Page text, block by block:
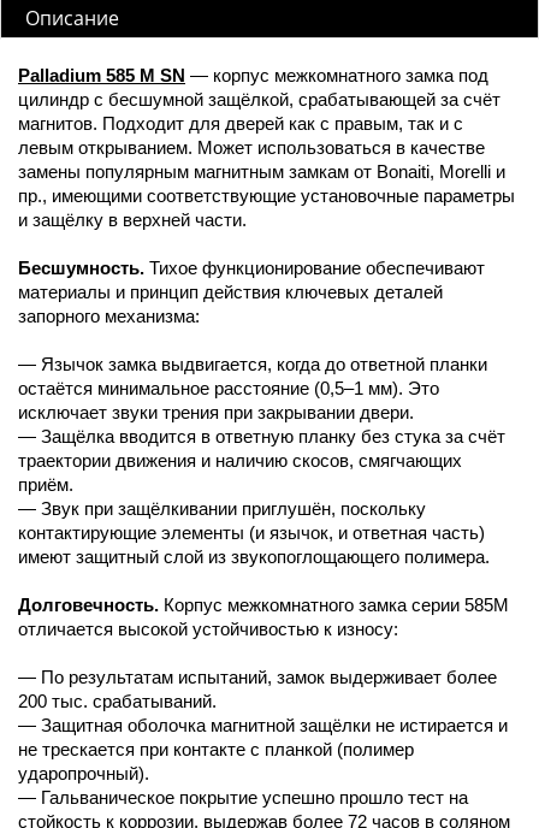
Описание
Palladium 585 M SN — корпус межкомнатного замка под
цилиндр с бесшумной защёлкой, срабатывающей за счёт
магнитов. Подходит для дверей как с правым, так и с
левым открыванием. Может использоваться в качестве
замены популярным магнитным замкам от Bonaiti, Morelli и
пр., имеющими соответствующие установочные параметры
и защёлку в верхней части.
Бесшумность. Тихое функционирование обеспечивают
материалы и принцип действия ключевых деталей
запорного механизма:
— Язычок замка выдвигается, когда до ответной планки
остаётся минимальное расстояние (0,5–1 мм). Это
исключает звуки трения при закрывании двери.
— Защёлка вводится в ответную планку без стука за счёт
траектории движения и наличию скосов, смягчающих
приём.
— Звук при защёлкивании приглушён, поскольку
контактирующие элементы (и язычок, и ответная часть)
имеют защитный слой из звукопоглощающего полимера.
Долговечность. Корпус межкомнатного замка серии 585M
отличается высокой устойчивостью к износу:
— По результатам испытаний, замок выдерживает более
200 тыс. срабатываний.
— Защитная оболочка магнитной защёлки не истирается и
не трескается при контакте с планкой (полимер
ударопрочный).
— Гальваническое покрытие успешно прошло тест на
стойкость к коррозии, выдержав более 72 часов в соляном